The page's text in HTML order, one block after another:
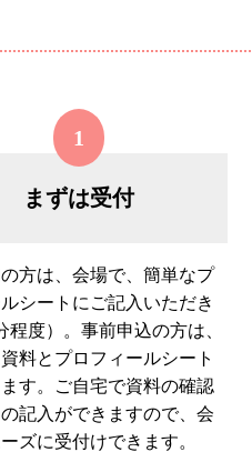
1
まずは受付
方は、会場で、簡単なプ
シートにご記入いただき
程度）。事前申込の方は、
料とプロフィールシート
す。ご自宅で資料の確認
記入ができますので、会
ズに受付けできます。